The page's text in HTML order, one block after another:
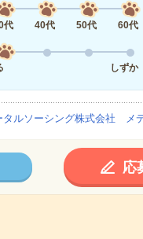
代 40代 50代 60代
しずか
タルソーシング株式会社 メ
応